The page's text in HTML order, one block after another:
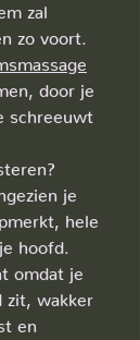
zal
zo voort.
door je
schreeuwt
je
hele
hoofd.
omdat je
zit, wakker
en